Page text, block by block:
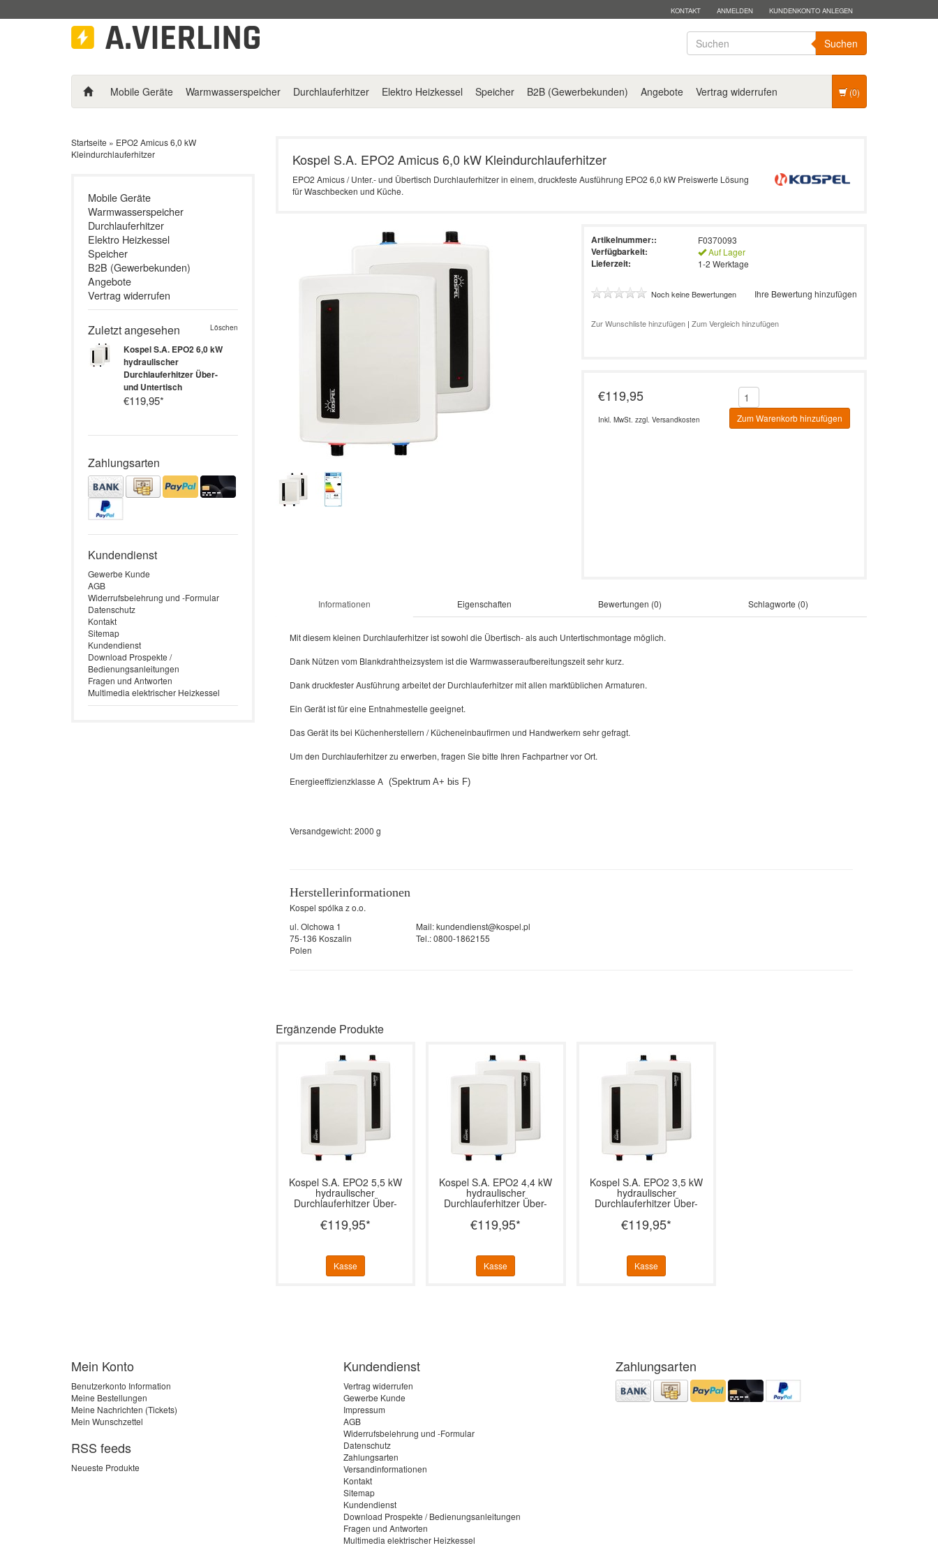
KONTAKT ANMELDEN KUNDENKONTO ANLEGEN
Suchen
Mobile Geräte Warmwasserspeicher Durchlauferhitzer Elektro Heizkessel Speicher B2B (Gewerbekunden) Angebote Vertrag widerrufen (0)
Startseite » EPO2 Amicus 6,0 kW
Kleindurchlauferhitzer
Mobile Geräte
Warmwasserspeicher
Durchlauferhitzer
Elektro Heizkessel
Speicher
B2B (Gewerbekunden)
Angebote
Vertrag widerrufen
Zuletzt angesehen Löschen
Kospel S.A.EPO2 6,0 kW
hydraulischer
Durchlauferhitzer Über-
und Untertisch
€119,95*
Zahlungsarten
Kundendienst
Gewerbe Kunde
AGB
Widerrufsbelehrung und -Formular
Datenschutz
Kontakt
Sitemap
Kundendienst
Download Prospekte /
Bedienungsanleitungen
Fragen und Antworten
Multimedia elektrischer Heizkessel
Kospel S.A. EPO2 Amicus 6,0 kW Kleindurchlauferhitzer
EPO2 Amicus / Unter.- und Übertisch Durchlauferhitzer in einem, druckfeste Ausführung EPO2 6,0 kW Preiswerte Lösung
für Waschbecken und Küche.
Artikelnummer:: F0370093
Verfügbarkeit: Auf Lager
Lieferzeit: 1-2 Werktage
Noch keine Bewertungen Ihre Bewertung hinzufügen
Zur Wunschliste hinzufügen |Zum Vergleich hinzufügen
€119,95
Inkl. MwSt. zzgl.Versandkosten
Informationen Eigenschaften Bewertungen (0) Schlagworte (0)
Mit diesem kleinen Durchlauferhitzer ist sowohl die Übertisch- als auch Untertischmontage möglich.
Dank Nützen vom Blankdrahtheizsystem ist die Warmwasseraufbereitungszeit sehr kurz.
Dank druckfester Ausführung arbeitet der Durchlauferhitzer mit allen marktüblichen Armaturen.
Ein Gerät ist für eine Entnahmestelle geeignet.
Das Gerät its bei Küchenherstellern / Kücheneinbaufirmen und Handwerkern sehr gefragt.
Um den Durchlauferhitzer zu erwerben, fragen Sie bitte Ihren Fachpartner vor Ort.
Energieeffizienzklasse A(Spektrum A+ bis F)
Versandgewicht: 2000 g
Herstellerinformationen
Kospel spólka z o.o.
ul. Olchowa 1
Mail:kundendienst@kospel.pl
75-136 Koszalin
Tel.: 0800-1862155
Polen
Ergänzende Produkte
Kospel S.A. EPO2 5,5 kW
hydraulischer
Durchlauferhitzer Über-
€119,95*
Kasse
Kospel S.A. EPO2 4,4 kW
hydraulischer
Durchlauferhitzer Über-
€119,95*
Kasse
Kospel S.A. EPO2 3,5 kW
hydraulischer
Durchlauferhitzer Über-
€119,95*
Kasse
Mein Konto
Benutzerkonto Information
Meine Bestellungen
Meine Nachrichten (Tickets)
Mein Wunschzettel
RSS feeds
Neueste Produkte
Kundendienst
Vertrag widerrufen
Gewerbe Kunde
Impressum
AGB
Widerrufsbelehrung und -Formular
Datenschutz
Zahlungsarten
Versandinformationen
Kontakt
Sitemap
Kundendienst
Download Prospekte / Bedienungsanleitungen
Fragen und Antworten
Multimedia elektrischer Heizkessel
Zahlungsarten